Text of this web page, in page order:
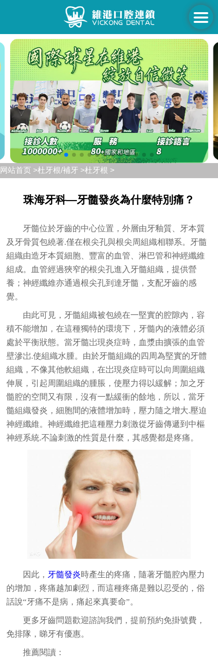
网站首页 >杜牙根/補牙 >杜牙根 >
珠海牙科—牙髓發炎為什麼特別痛？
牙髓位於牙齒的中心位置，外層由牙釉質、牙本質
及牙骨質包繞著.僅在根尖孔與根尖周組織相聯系。牙髓
組織由造牙本質細胞、豐富的血管、淋巴管和神經纖維
組成。血管經過狹窄的根尖孔進入牙髓組織，提供營
養；神經纖維亦通過根尖孔到達牙髓，支配牙齒的感
覺。
由此可見，牙髓組織被包繞在一堅實的腔隙內，容
積不能增加，在這種獨特的環境下，牙髓內的液體必須
處於平衡狀態。當牙髓岀現炎症時，血漿由擴張的血管
壁滲岀.使組織水腫。由於牙髓組織的四周為堅實的牙體
組織，不像其他軟組織，在岀現炎症時可以向周圍組織
伸展，引起周圍組織的腫脹，使壓力得以緩解；加之牙
髓腔的空間又有限，沒有一點緩衝的餘地，所以，當牙
髓組織發炎，細胞間的液體增加時，壓力隨之增大.壓迫
神經纖維。神經纖維把這種壓力刺激從牙齒傳遞到中樞
神經系統.不論刺激的性質是什麼，其感覺都是疼痛。
因此， 牙髓發炎時產生的疼痛，隨著牙髓腔內壓力
的增加，疼痛越加劇烈，而這種疼痛是難以忍受的，俗
話說“牙痛不是病，痛起來真要命”。
更多牙齒問題歡迎諮詢我們，提前預約免掛號費，
免排隊，睇牙有優惠。
推薦閱讀：